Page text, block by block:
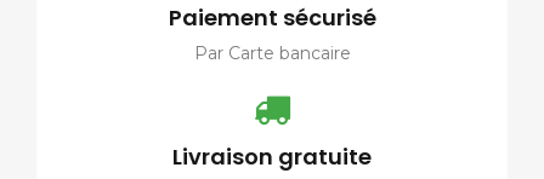
Paiement sécurisé
Par Carte bancaire
Livraison gratuite